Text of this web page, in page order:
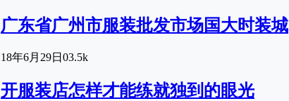
广东省广州市服装批发市场国大时装城
18年6月29日 03.5k
开服装店怎样才能练就独到的眼光